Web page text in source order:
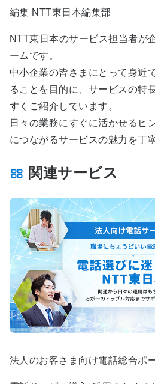
編集 NTT東日本編集部
NTT東日本のサービス担当者が
ームです。
中小企業の皆さまにとって身近
ることを目的に、サービスの特
すくご紹介しています。
日々の業務にすぐに活かせるヒ
につながるサービスの魅力を丁
関連サービス
法人のお客さま向け電話総合ポ